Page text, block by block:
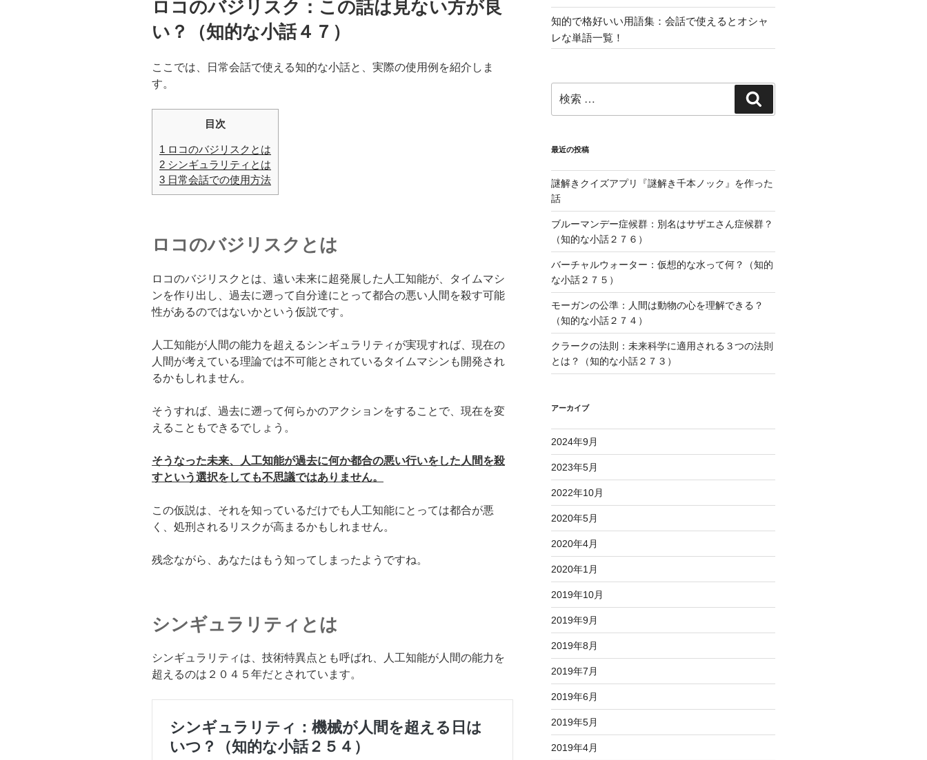
ロコのバジリスク：この話は見ない方が良
い？（知的な小話４７）
ここでは、日常会話で使える知的な小話と、実際の使用例を紹介しま
す。
目次
1 ロコのバジリスクとは
2 シンギュラリティとは
3 日常会話での使用方法
ロコのバジリスクとは
ロコのバジリスクとは、遠い未来に超発展した人工知能が、タイムマシ
ンを作り出し、過去に遡って自分達にとって都合の悪い人間を殺す可能
性があるのではないかという仮説です。
人工知能が人間の能力を超えるシンギュラリティが実現すれば、現在の
人間が考えている理論では不可能とされているタイムマシンも開発され
るかもしれません。
そうすれば、過去に遡って何らかのアクションをすることで、現在を変
えることもできるでしょう。
そうなった未来、人工知能が過去に何か都合の悪い行いをした人間を殺
すという選択をしても不思議ではありません。
この仮説は、それを知っているだけでも人工知能にとっては都合が悪
く、処刑されるリスクが高まるかもしれません。
残念ながら、あなたはもう知ってしまったようですね。
シンギュラリティとは
シンギュラリティは、技術特異点とも呼ばれ、人工知能が人間の能力を
超えるのは２０４５年だとされています。
知的で格好いい用語集：会話で使えるとオシャ
レな単語一覧！
索:
索
最近の投稿
謎解きクイズアプリ『謎解き千本ノック』を作った
話
ブルーマンデー症候群：別名はサザエさん症候群？
（知的な小話２７６）
バーチャルウォーター：仮想的な水って何？（知的
な小話２７５）
モーガンの公準：人間は動物の心を理解できる？
（知的な小話２７４）
クラークの法則：未来科学に適用される３つの法則
とは？（知的な小話２７３）
アーカイブ
2024年9月
2023年5月
2022年10月
2020年5月
2020年4月
2020年1月
2019年10月
2019年9月
2019年8月
2019年7月
2019年6月
2019年5月
2019年4月